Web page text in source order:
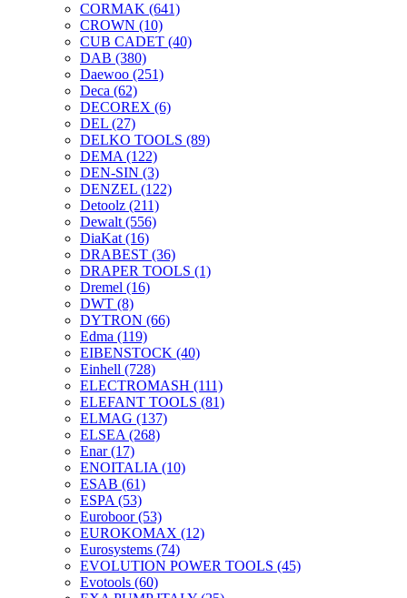
CORMAK (641)
CROWN (10)
CUB CADET (40)
DAB (380)
Daewoo (251)
Deca (62)
DECOREX (6)
DEL (27)
DELKO TOOLS (89)
DEMA (122)
DEN-SIN (3)
DENZEL (122)
Detoolz (211)
Dewalt (556)
DiaKat (16)
DRABEST (36)
DRAPER TOOLS (1)
Dremel (16)
DWT (8)
DYTRON (66)
Edma (119)
EIBENSTOCK (40)
Einhell (728)
ELECTROMASH (111)
ELEFANT TOOLS (81)
ELMAG (137)
ELSEA (268)
Enar(17)
ENOITALIA (10)
ESAB (61)
ESPA (53)
Euroboor(53)
EUROKOMAX (12)
Eurosystems (74)
EVOLUTION POWER TOOLS (45)
Evotools (60)